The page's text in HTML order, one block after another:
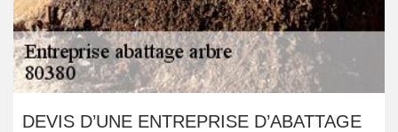
DEVIS D’UNE ENTREPRISE D’ABATTAGE